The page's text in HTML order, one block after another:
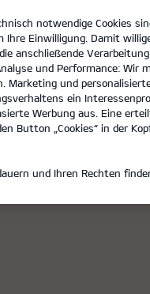
Autohaus Mühlenbein
notwendige Cookies
Einwilligung. Damit
anschließende
und Performance: Wir
und
ein
Werbung aus. Eine
Button „Cookies“ in der
und Ihren Rechten